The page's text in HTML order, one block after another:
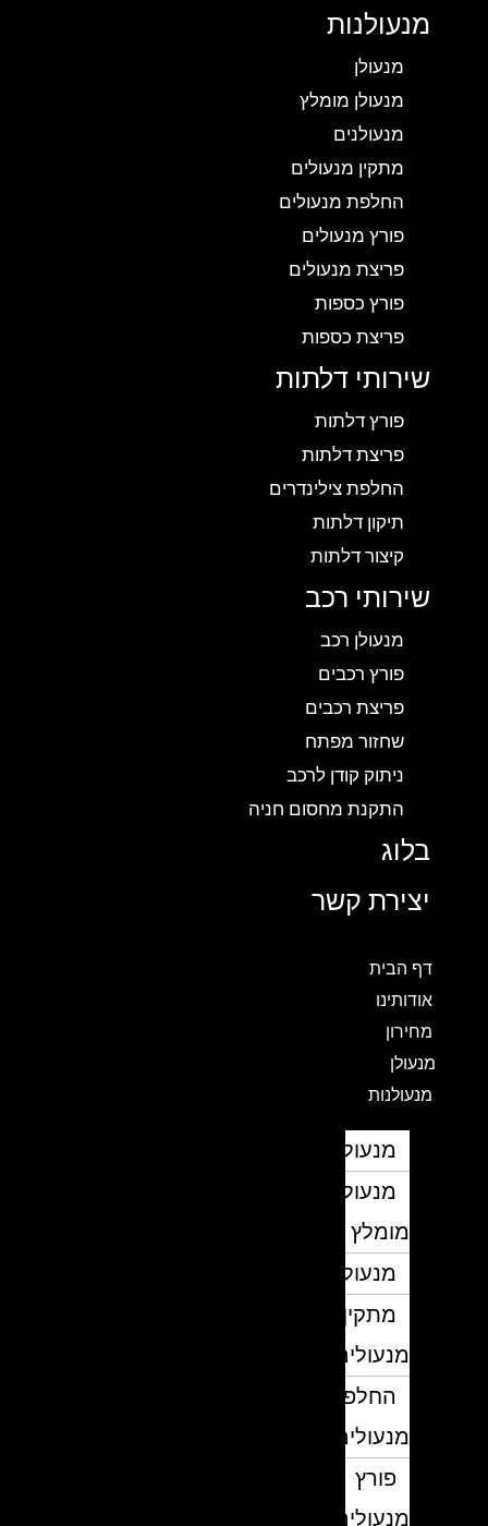
מנעולנות
מנעולן
מנעולן מומלץ
מנעולנים
מתקין מנעולים
החלפת מנעולים
פורץ מנעולים
פריצת מנעולים
פורץ כספות
פריצת כספות
שירותי דלתות
פורץ דלתות
פריצת דלתות
החלפת צילינדרים
תיקון דלתות
קיצור דלתות
שירותי רכב
מנעולן רכב
פורץ רכבים
פריצת רכבים
שחזור מפתח
ניתוק קודן לרכב
התקנת מחסום חניה
בלוג
יצירת קשר
דף הבית
אודותינו
מחירון
מנעולן
מנעולנות
מנעולן
מנעולן
מומלץ
מנעולנים
מתקין
מנעולים
החלפת
מנעולים
פורץ
מנעולים